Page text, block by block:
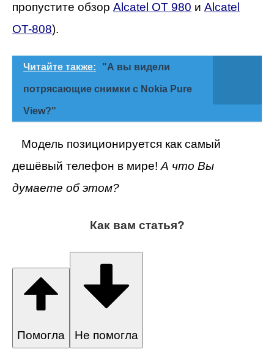
пропустите обзор Alcatel OT 980 и Alcatel
OT-808).
Читайте также: "А вы видели
потрясающие снимки с Nokia Pure
View?"
Модель позиционируется как самый
дешёвый телефон в мире! А что Вы
думаете об этом?
Как вам статья?
Помогла
Не помогла